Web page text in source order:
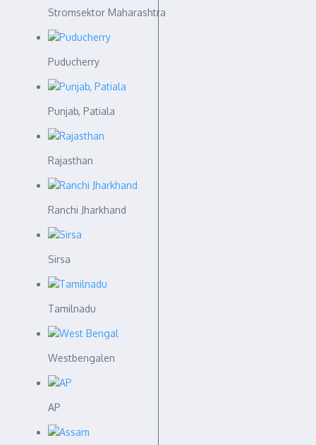
Stromsektor Maharashtra
Puducherry
Punjab, Patiala
Rajasthan
Ranchi Jharkhand
Sirsa
Tamilnadu
Westbengalen
AP